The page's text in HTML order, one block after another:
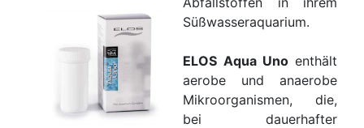
Süßwasseraquarium.
ELOS Aqua Uno enthält
aerobe und anaerobe
Mikroorganismen, die,
bei dauerhafter